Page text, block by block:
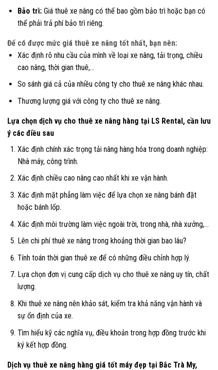
Bảo trì:Giá thuê xe nâng có thể bao gồm bảo trì hoặc bạn có
thể phải trả phí bảo trì riêng.
Để có được mức giá thuê xe nâng tốt nhất, bạn nên:
Xác định rõ nhu cầu của mình về loại xe nâng, tải trọng, chiều
cao nâng, thời gian thuê,…
So sánh giá cả của nhiều công ty cho thuê xe nâng khác nhau.
Thương lượng giá với công ty cho thuê xe nâng.
Lựa chọn dịch vụ cho thuê xe nâng hàng tại LS Rental, cần lưu
ý các điều sau
Xác định chính xác trọng tải nâng hàng hóa trong doanh nghiệp:
Nhà máy, công trình.
Xác định chiều cao nâng cao nhất khi xe vận hành.
Xác định mặt phẳng làm việc để lựa chọn xe nâng bánh đặt
hoặc bánh lốp.
Xác định môi trường làm việc ngoài trời, trong nhà, nhà xưởng,…
Lên chi phí thuê xe nâng trong khoảng thời gian bao lâu?
Tính toán thời gian thuê xe để có những điều chỉnh hợp lý.
Lựa chọn đơn vị cung cấp dịch vụ cho thuê xe nâng uy tín, chất
lượng.
Khi thuê xe nâng nên khảo sát, kiểm tra khả năng vận hành và
sự ổn định của xe.
Tìm hiểu kỹ các nghĩa vụ, điều khoản trong hợp đồng trước khi
ký kết hợp đồng.
Dịch vụ thuê xe nâng hàng giá tốt máy đẹp tại Bắc Trà My,